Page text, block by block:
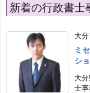
新着の行政書士
大
ミ
シ
大
士事